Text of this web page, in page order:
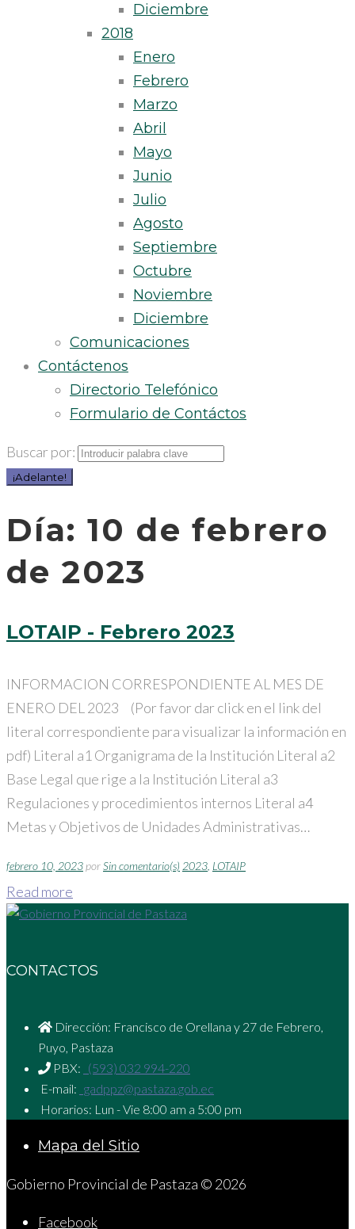
Diciembre
2018
Enero
Febrero
Marzo
Abril
Mayo
Junio
Julio
Agosto
Septiembre
Octubre
Noviembre
Diciembre
Comunicaciones
Contáctenos
Directorio Telefónico
Formulario de Contáctos
Buscar por:
¡Adelante!
Día:10 de febrero
de 2023
LOTAIP - Febrero 2023
INFORMACION CORRESPONDIENTE AL MES DE
ENERO DEL 2023 (Por favor dar click en el link del
literal correspondiente para visualizar la información en
pdf) Literal a1 Organigrama de la Institución Literal a2
Base Legal que rige a la Institución Literal a3
Regulaciones y procedimientos internos Literal a4
Metas y Objetivos de Unidades Administrativas…
febrero 10, 2023porSin comentario(s) 2023 LOTAIP
Read more
CONTACTOS
Dirección: Francisco de Orellana y 27 de Febrero,
Puyo, Pastaza
PBX: (593) 032 994-220
E-mail: gadppz@pastaza.gob.ec
Horarios: Lun - Vie 8:00 am a 5:00 pm
Mapa del Sitio
Gobierno Provincial de Pastaza © 2026
Facebook